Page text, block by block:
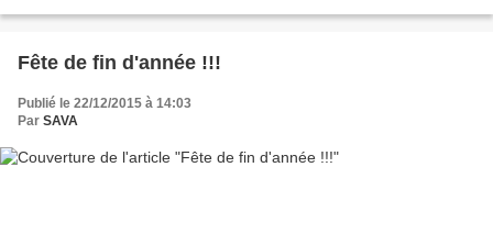
Fête de fin d'année !!!
Publié le 22/12/2015 à 14:03
Par SAVA